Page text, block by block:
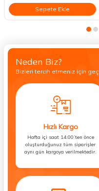
Sepete Ekle
Neden Biz?
Bizleri tercih etmeniz için
Hızlı Kargo
Hafta içi saat 14:00’ten önce
oluşturduğunuz tüm siparişler
aynı gün kargoya verilmektedir.